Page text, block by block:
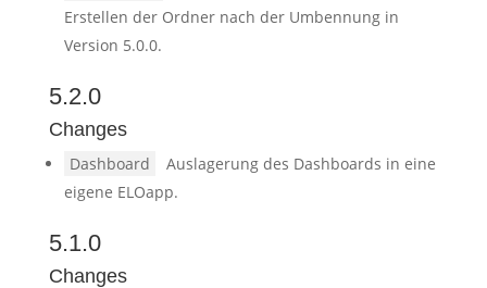
Erstellen der Ordner nach der Umbennung in
Version 5.0.0.
5.2.0
Changes
Dashboard
Auslagerung des Dashboards in eine
eigene ELOapp.
5.1.0
Changes